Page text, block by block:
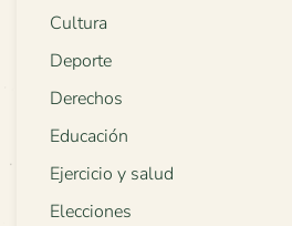
Cultura
Deporte
Derechos
Educación
Ejercicio y salud
Elecciones